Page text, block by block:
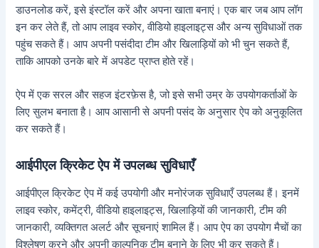
डाउनलोड करें, इसे इंस्टॉल करें और अपना खाता बनाएं। एक बार जब आप लॉग
इन कर लेते हैं, तो आप लाइव स्कोर, वीडियो हाइलाइट्स और अन्य सुविधाओं तक
पहुंच सकते हैं। आप अपनी पसंदीदा टीम और खिलाड़ियों को भी चुन सकते हैं,
ताकि आपको उनके बारे में अपडेट प्राप्त होते रहें।
ऐप में एक सरल और सहज इंटरफ़ेस है, जो इसे सभी उम्र के उपयोगकर्ताओं के
लिए सुलभ बनाता है। आप आसानी से अपनी पसंद के अनुसार ऐप को अनुकूलित
कर सकते हैं।
आईपीएल क्रिकेट ऐप में उपलब्ध सुविधाएँ
आईपीएल क्रिकेट ऐप में कई उपयोगी और मनोरंजक सुविधाएँ उपलब्ध हैं। इनमें
लाइव स्कोर, कमेंट्री, वीडियो हाइलाइट्स, खिलाड़ियों की जानकारी, टीम की
जानकारी, व्यक्तिगत अलर्ट और सूचनाएं शामिल हैं। आप ऐप का उपयोग मैचों का
विश्लेषण करने और अपनी काल्पनिक टीम बनाने के लिए भी कर सकते हैं।